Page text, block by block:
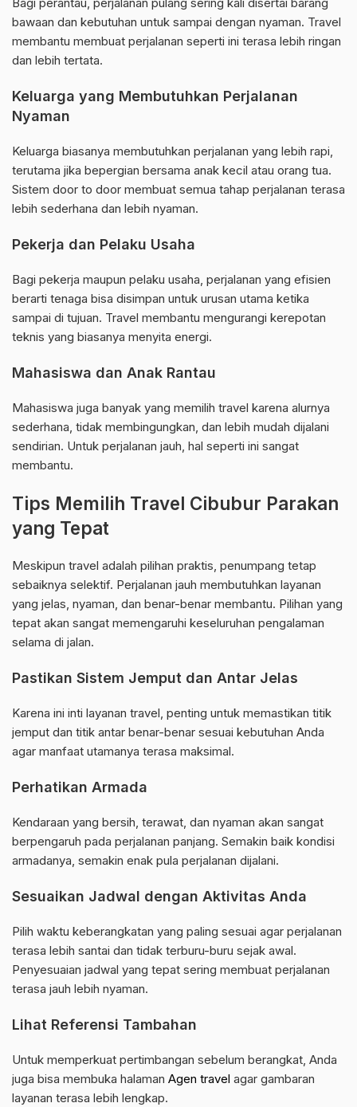
Bagi perantau, perjalanan pulang sering kali disertai barang
bawaan dan kebutuhan untuk sampai dengan nyaman. Travel
membantu membuat perjalanan seperti ini terasa lebih ringan
dan lebih tertata.
Keluarga yang Membutuhkan Perjalanan
Nyaman
Keluarga biasanya membutuhkan perjalanan yang lebih rapi,
terutama jika bepergian bersama anak kecil atau orang tua.
Sistem door to door membuat semua tahap perjalanan terasa
lebih sederhana dan lebih nyaman.
Pekerja dan Pelaku Usaha
Bagi pekerja maupun pelaku usaha, perjalanan yang efisien
berarti tenaga bisa disimpan untuk urusan utama ketika
sampai di tujuan. Travel membantu mengurangi kerepotan
teknis yang biasanya menyita energi.
Mahasiswa dan Anak Rantau
Mahasiswa juga banyak yang memilih travel karena alurnya
sederhana, tidak membingungkan, dan lebih mudah dijalani
sendirian. Untuk perjalanan jauh, hal seperti ini sangat
membantu.
Tips Memilih Travel Cibubur Parakan
yang Tepat
Meskipun travel adalah pilihan praktis, penumpang tetap
sebaiknya selektif. Perjalanan jauh membutuhkan layanan
yang jelas, nyaman, dan benar-benar membantu. Pilihan yang
tepat akan sangat memengaruhi keseluruhan pengalaman
selama di jalan.
Pastikan Sistem Jemput dan Antar Jelas
Karena ini inti layanan travel, penting untuk memastikan titik
jemput dan titik antar benar-benar sesuai kebutuhan Anda
agar manfaat utamanya terasa maksimal.
Perhatikan Armada
Kendaraan yang bersih, terawat, dan nyaman akan sangat
berpengaruh pada perjalanan panjang. Semakin baik kondisi
armadanya, semakin enak pula perjalanan dijalani.
Sesuaikan Jadwal dengan Aktivitas Anda
Pilih waktu keberangkatan yang paling sesuai agar perjalanan
terasa lebih santai dan tidak terburu-buru sejak awal.
Penyesuaian jadwal yang tepat sering membuat perjalanan
terasa jauh lebih nyaman.
Lihat Referensi Tambahan
Untuk memperkuat pertimbangan sebelum berangkat, Anda
juga bisa membuka halaman Agen travel agar gambaran
layanan terasa lebih lengkap.